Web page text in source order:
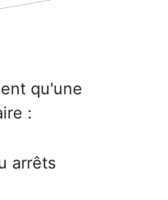
qu'une
:
arrêts